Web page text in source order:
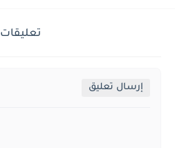
تعليقات
إرسال تعليق